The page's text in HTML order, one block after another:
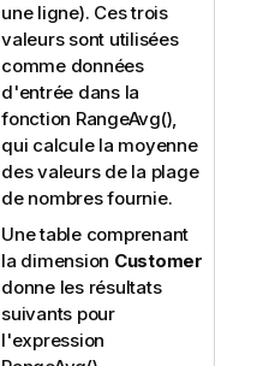
une ligne). Ces trois
valeurs sont utilisées
comme données
d'entrée dans la
fonction RangeAvg(),
qui calcule la moyenne
des valeurs de la plage
de nombres fournie.
Une table comprenant
la dimension Customer
donne les résultats
suivants pour
l'expression